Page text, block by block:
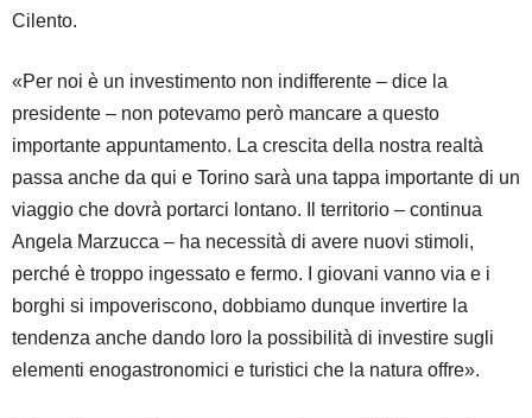
Cilento.
«Per noi è un investimento non indifferente – dice la
presidente – non potevamo però mancare a questo
importante appuntamento. La crescita della nostra realtà
passa anche da qui e Torino sarà una tappa importante di un
viaggio che dovrà portarci lontano. Il territorio – continua
Angela Marzucca – ha necessità di avere nuovi stimoli,
perché è troppo ingessato e fermo. I giovani vanno via e i
borghi si impoveriscono, dobbiamo dunque invertire la
tendenza anche dando loro la possibilità di investire sugli
elementi enogastronomici e turistici che la natura offre».